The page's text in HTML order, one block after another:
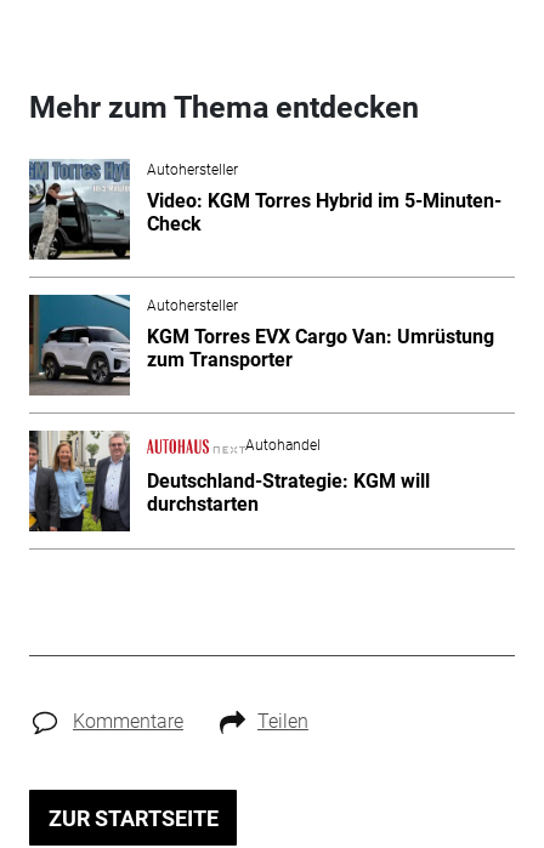
Mehr zum Thema entdecken
Autohersteller
Video: KGM Torres Hybrid im 5-Minuten-
Check
Autohersteller
KGM Torres EVX Cargo Van: Umrüstung
zum Transporter
Autohandel
Deutschland-Strategie: KGM will
durchstarten
Kommentare Teilen
ZUR STARTSEITE